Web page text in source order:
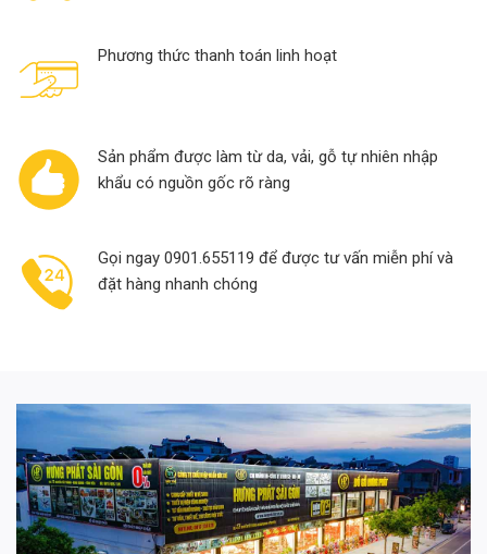
Phương thức thanh toán linh hoạt
Sản phẩm được làm từ da, vải, gỗ tự nhiên nhập
khẩu có nguồn gốc rõ ràng
Gọi ngay 0901.655119 để được tư vấn miễn phí và
đặt hàng nhanh chóng